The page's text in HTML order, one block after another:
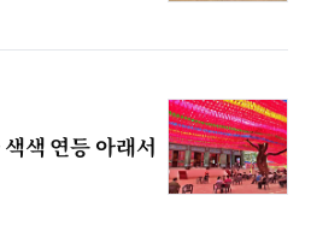
색 연등 아래서